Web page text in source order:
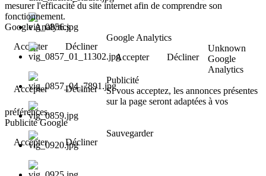
mesurer l'efficacité du site internet afin de comprendre son
fonctionnement.
Google Analytics
Accepter
Décliner
Google Analytics
Accepter
Décliner
Unknown
Google
Analytics
Accepter
Décliner
Publicité
Si vous acceptez, les annonces présentes
sur la page seront adaptées à vos
préférences.
Publicité Google
Accepter
Décliner
Sauvegarder